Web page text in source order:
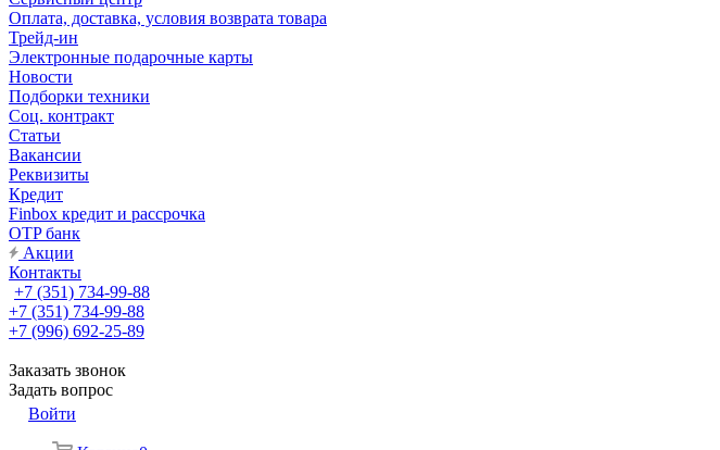
Оплата, доставка, условия возврата товара
Трейд-ин
Электронные подарочные карты
Новости
Подборки техники
Соц. контракт
Статьи
Вакансии
Реквизиты
Кредит
Finbox кредит и рассрочка
OTP банк
Акции
Контакты
+7 (351) 734-99-88
+7 (351) 734-99-88
+7 (996) 692-25-89
Заказать звонок
Задать вопрос
Войти